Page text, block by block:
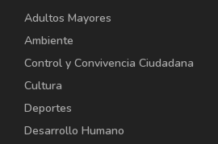
Adultos Mayores
Ambiente
Control y Convivencia Ciudadana
Cultura
Deportes
Desarrollo Humano